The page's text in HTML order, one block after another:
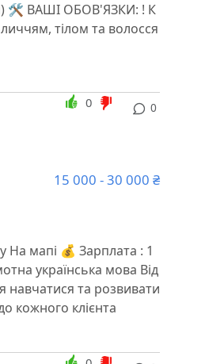
🛠 ВАШІ ОБОВ'ЯЗКИ: ! К
тілом та волосся
0
0
15 000 - 30 000 ₴
На мапі 💰 Зарплата : 1
українська мова Від
навчатися та розвивати
кожного клієнта